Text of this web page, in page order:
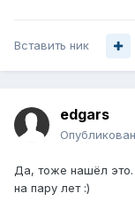
Вставить ник
edgars
Да, тоже нашёл это.
на пару лет :)